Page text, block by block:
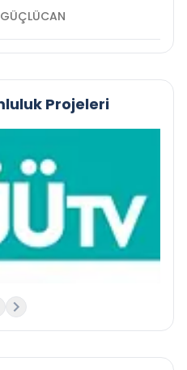
Zeynep GÜÇLÜCAN
Projeleri